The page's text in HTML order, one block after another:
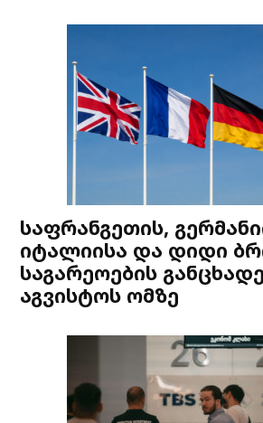
საფრანგეთის,
იტალიისა და დიდი
საგარეოების
აგვისტოს ომზე